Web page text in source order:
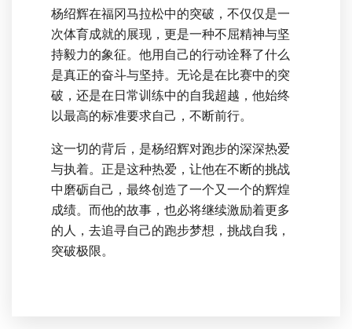
杨绍辉在福冈马拉松中的突破，不仅仅是一
次体育成就的展现，更是一种不屈精神与坚
持毅力的象征。他用自己的行动诠释了什么
是真正的奋斗与坚持。无论是在比赛中的突
破，还是在日常训练中的自我超越，他始终
以最高的标准要求自己，不断前行。
这一切的背后，是杨绍辉对跑步的深深热爱
与执着。正是这种热爱，让他在不断的挑战
中磨砺自己，最终创造了一个又一个的辉煌
成绩。而他的故事，也必将继续激励着更多
的人，去追寻自己的跑步梦想，挑战自我，
突破极限。